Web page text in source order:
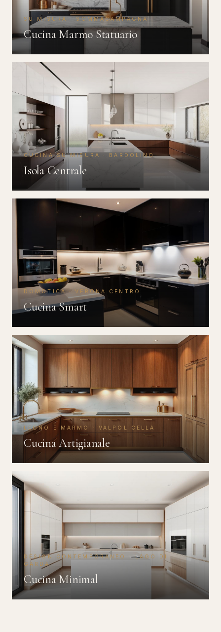
SU MISURA · SOMMACAMPAGNA
Cucina Marmo Statuario
CUCINA SU MISURA · BARDOLINO
Isola Centrale
DOMOTICA · VERONA CENTRO
Cucina Smart
LEGNO E MARMO · VALPOLICELLA
Cucina Artigianale
DESIGN CONTEMPORANEO · LAGO DI
GARDA
Cucina Minimal